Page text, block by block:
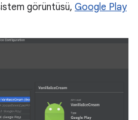
görüntüsü, Google Play